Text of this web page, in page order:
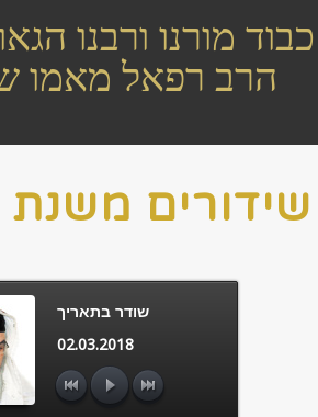
כבוד מורנו ורבנו
הרב רפאל מאמו
שידורים משנת 2018
שודר בתאריך
02.03.2018